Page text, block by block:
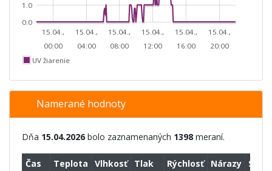
15.04.,
00:00
15.04.,
04:00
15.04.,
08:00
15.04.,
12:00
15.04.,
16:00
15.04.,
20:00
0.0
1.0
UV žiarenie
Namerané hodnoty
Dňa 15.04.2026 bolo zaznamenaných 1398 meraní.
Čas Teplota Vlhkosť Tlak
Rýchlosť
Nárazy
Smer